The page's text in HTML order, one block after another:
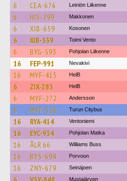
6 CEA-676 Leiniön Liikenne
6 HIS-299 Makkonen
6 XIB-659 Kosonen
6 XIB-539 Toimi Vento
6 BYG-593 Pohjolan Liikenne
16 FEP-991 Nevakivi
16 MYF-415 HelB
6 ZIX-283 HelB
6 MYF-272 Andersson
6 MYF-526 Turun Citybus
16 RYA-414 Ventoniemi
16 EYC-934 Pohjolan Matka
16 ÅLR 66 Williams Buss
16 BYS-694 Porvoon
16 ZNY-679 Seinäjoen
Mustajärven